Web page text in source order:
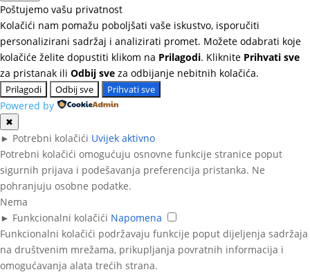
Poštujemo vašu privatnost
Kolačići nam pomažu poboljšati vaše iskustvo, isporučiti
personalizirani sadržaj i analizirati promet. Možete odabrati koje
kolačiće želite dopustiti klikom na Prilagodi. Kliknite Prihvati sve
za pristanak ili Odbij sve za odbijanje nebitnih kolačića.
Prilagodi Odbij sve Prihvati sve
Powered by
✖
► Potrebni kolačići Uvijek aktivno
Potrebni kolačići omogućuju osnovne funkcije stranice poput
sigurnih prijava i podešavanja preferencija pristanka. Ne
pohranjuju osobne podatke.
Nema
► Funkcionalni kolačići Napomena
Funkcionalni kolačići podržavaju funkcije poput dijeljenja sadržaja
na društvenim mrežama, prikupljanja povratnih informacija i
omogućavanja alata trećih strana.